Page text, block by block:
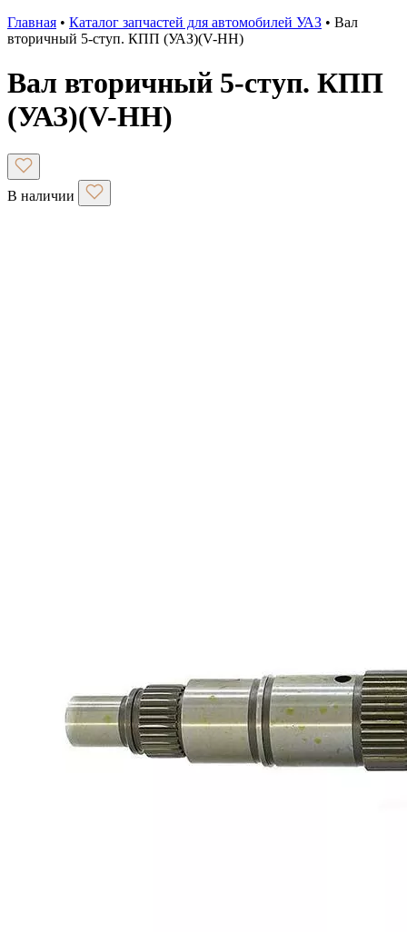
Главная • Каталог запчастей для автомобилей УАЗ • Вал
вторичный 5-ступ. КПП (УАЗ)(V-HH)
Вал вторичный 5-ступ. КПП
(УАЗ)(V-HH)
В наличии